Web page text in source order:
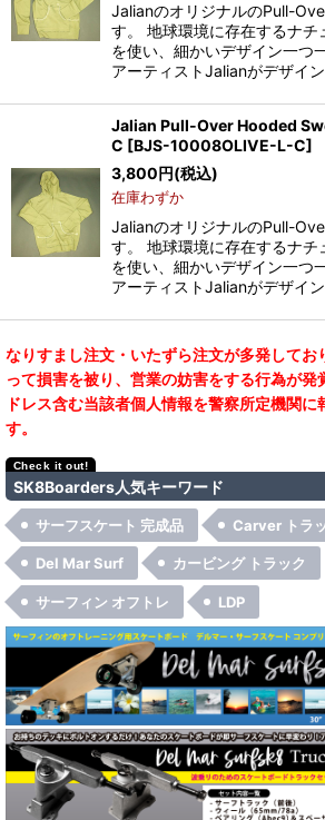
JalianのオリジナルのPull-
す。 地球環境に存在するナチ
を使い、細かいデザイン一つ
アーティストJalianがデザイ
Jalian Pull-Over Hooded
C [BJS-10008OLIVE-L-C]
3,800円(税込)
在庫わずか
JalianのオリジナルのPull-
す。 地球環境に存在するナチ
を使い、細かいデザイン一つ
アーティストJalianがデザイ
なりすまし注文・いたずら注文が多発してお
って損害を被り、営業の妨害をする行為が発
ドレス含む当該者個人情報を警察所定機関に
す。
SK8Boarders人気キーワード
サーフスケート 完成品 Carver トラ
Del Mar Surf カービング トラック
サーフィン オフトレ LDP